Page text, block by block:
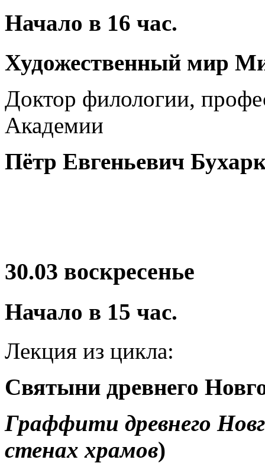
Начало в 16 час.
Художественный мир
Доктор филологии,
Академии
Пётр Евгеньевич
30.03 воскресенье
Начало в 15 час.
Лекция из цикла:
Святыни древнего
Граффити древнего
стенах храмов)